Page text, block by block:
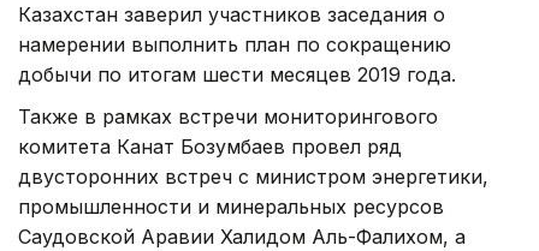
Казахстан заверил участников заседания о
намерении выполнить план по сокращению
добычи по итогам шести месяцев 2019 года.
Также в рамках встречи мониторингового
комитета Канат Бозумбаев провел ряд
двусторонних встреч с министром энергетики,
промышленности и минеральных ресурсов
Саудовской Аравии Халидом Аль-Фалихом, а